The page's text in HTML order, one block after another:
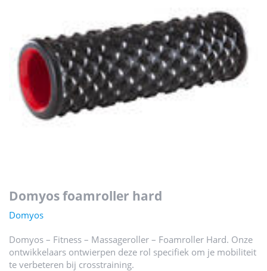
domyos foamroller hard
Domyos
Domyos – Fitness – Massageroller – Foamroller Hard. Onze
ontwikkelaars ontwierpen deze rol specifiek om je mobiliteit
te verbeteren bij crosstraining.